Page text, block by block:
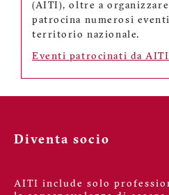
(AITI), oltre a
patrocina numerosi
territorio nazionale.
Eventi patrocinati da AITI
Diventa socio
AITI include solo